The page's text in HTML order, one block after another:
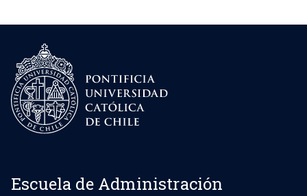
Escuela de Administración